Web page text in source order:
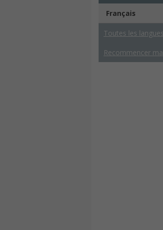
Français
Toutes les
Recommencer